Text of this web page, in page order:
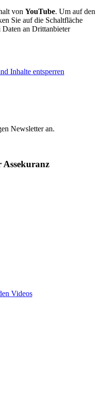
von YouTube. Um auf den
Sie auf die Schaltfläche
Daten an Drittanbieter
Inhalte entsperren
Newsletter an.
Assekuranz
Videos